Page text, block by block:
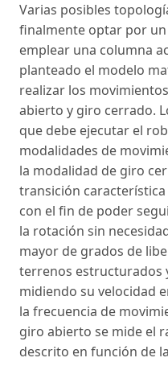
Varias posibles
finalmente optar por
emplear una columna
planteado el modelo
realizar los
abierto y giro cerrado.
que debe ejecutar el
modalidades de
la modalidad de giro
transición
con el fin de poder
la rotación sin
mayor de grados de
terrenos estructurados
midiendo su velocidad
la frecuencia de
giro abierto se mide el
descrito en función de